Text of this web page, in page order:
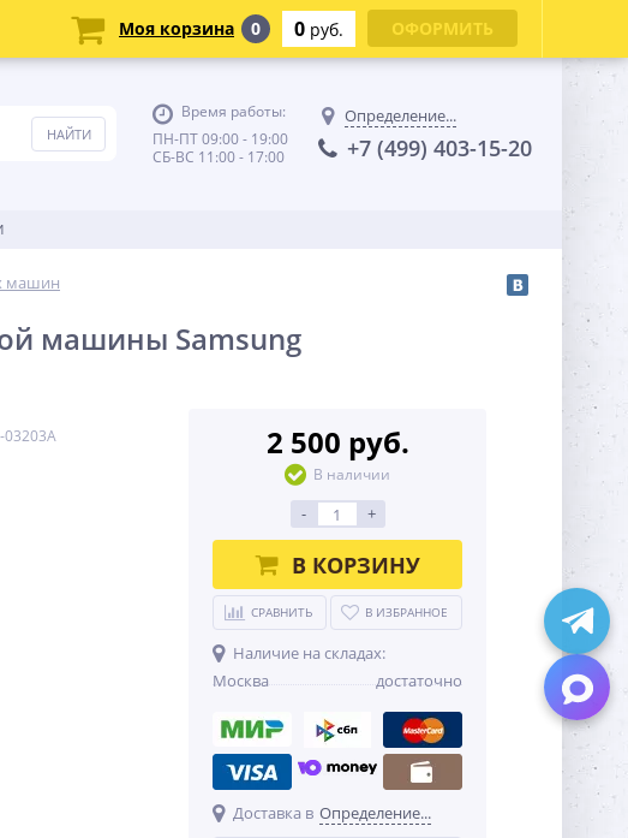
Время работы:
ПН-ПТ 09:00 - 19:00
СБ-ВС 11:00 - 17:00
Определение...
+7 (499) 403-15-20
машин
машины Samsung
03203A 2 500 руб.
В наличии
- +
В КОРЗИНУ
СРАВНИТЬ В ИЗБРАННОЕ
Наличие на складах:
Москва
достаточно
Доставка в Определение...
Моя корзина 0 0 руб. ОФОРМИТЬ